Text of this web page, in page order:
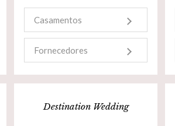
Casamentos
Fornecedores
Destination Wedding